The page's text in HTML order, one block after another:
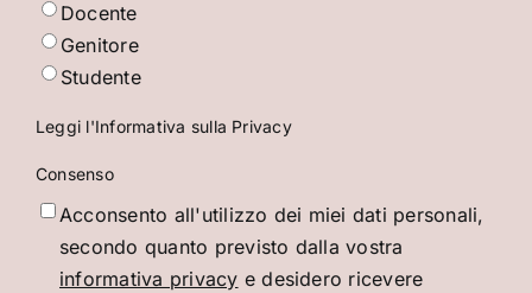
Docente
Genitore
Studente
Leggi l'Informativa sulla Privacy
Consenso
Acconsento all'utilizzo dei miei dati personali,
secondo quanto previsto dalla vostra
informativa privacy e desidero ricevere